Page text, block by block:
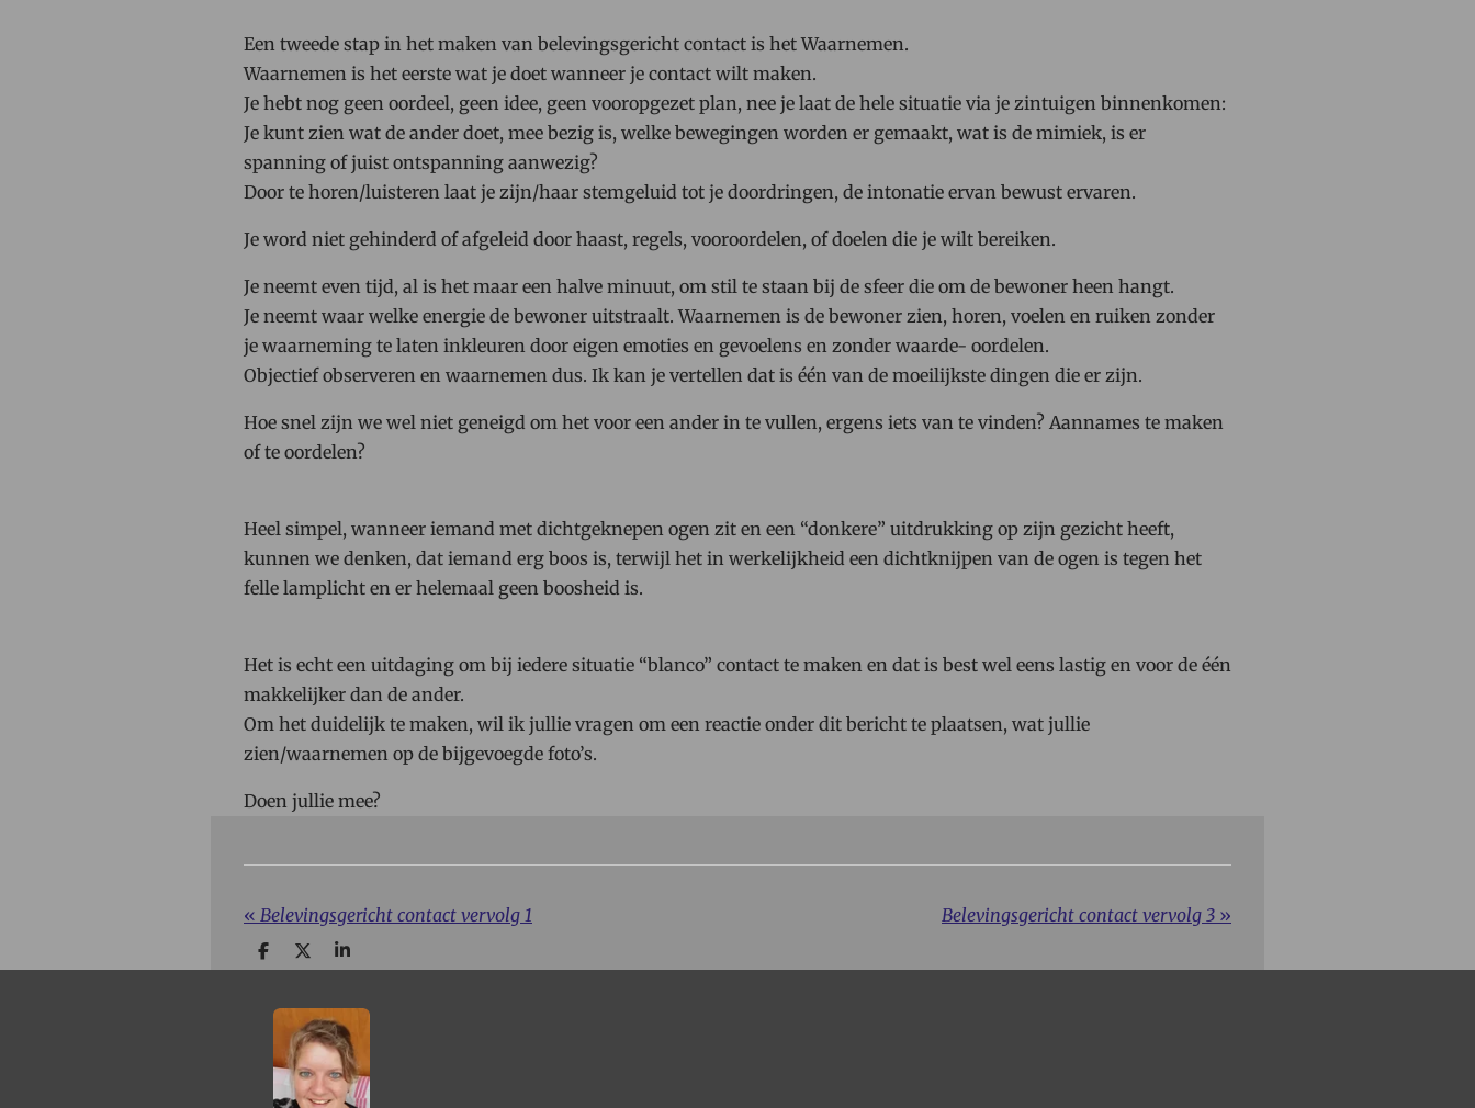
Een tweede stap in het maken van belevingsgericht contact is het Waarnemen.
Waarnemen is het eerste wat je doet wanneer je contact wilt maken.
Je hebt nog geen oordeel, geen idee, geen vooropgezet plan, nee je laat de hele situatie via je zintuigen binnenkomen:
Je kunt zien wat de ander doet, mee bezig is, welke bewegingen worden er gemaakt, wat is de mimiek, is er
spanning of juist ontspanning aanwezig?
Door te horen/luisteren laat je zijn/haar stemgeluid tot je doordringen, de intonatie ervan bewust ervaren.
Je word niet gehinderd of afgeleid door haast, regels, vooroordelen, of doelen die je wilt bereiken.
Je neemt even tijd, al is het maar een halve minuut, om stil te staan bij de sfeer die om de bewoner heen hangt.
Je neemt waar welke energie de bewoner uitstraalt. Waarnemen is de bewoner zien, horen, voelen en ruiken zonder
je waarneming te laten inkleuren door eigen emoties en gevoelens en zonder waarde- oordelen.
Objectief observeren en waarnemen dus. Ik kan je vertellen dat is één van de moeilijkste dingen die er zijn.
Hoe snel zijn we wel niet geneigd om het voor een ander in te vullen, ergens iets van te vinden? Aannames te maken
of te oordelen?
Heel simpel, wanneer iemand met dichtgeknepen ogen zit en een “donkere” uitdrukking op zijn gezicht heeft,
kunnen we denken, dat iemand erg boos is, terwijl het in werkelijkheid een dichtknijpen van de ogen is tegen het
felle lamplicht en er helemaal geen boosheid is.
Het is echt een uitdaging om bij iedere situatie “blanco” contact te maken en dat is best wel eens lastig en voor de één
makkelijker dan de ander.
Om het duidelijk te maken, wil ik jullie vragen om een reactie onder dit bericht te plaatsen, wat jullie
zien/waarnemen op de bijgevoegde foto’s.
Doen jullie mee?
« Belevingsgericht contact vervolg 1 Belevingsgericht contact vervolg 3 »
D
e
D
e
l
S
h
r
e